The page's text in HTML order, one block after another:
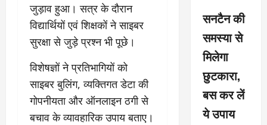
जुड़ाव हुआ। सत्र के दौरान
विद्यार्थियों एवं शिक्षकों ने साइबर
सुरक्षा से जुड़े प्रश्न भी पूछे।
विशेषज्ञों ने प्रतिभागियों को
साइबर बुलिंग, व्यक्तिगत डेटा की
गोपनीयता और ऑनलाइन ठगी से
बचाव के व्यावहारिक उपाय बताए।
सनटैन की
समस्या से
मिलेगा
छुटकारा,
बस कर लें
ये उपाय